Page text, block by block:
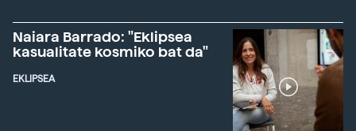
Naiara Barrado: "Eklipsea
kasualitate kosmiko bat da"
EKLIPSEA